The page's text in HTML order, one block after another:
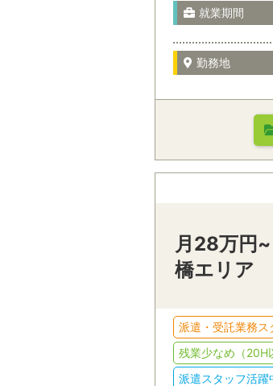
駅
駅
駅
営
IT
就業期間
勤務地
月28万円
橋エリア
派遣・受託業務ス
残業少なめ（20H
派遣スタッフ活躍